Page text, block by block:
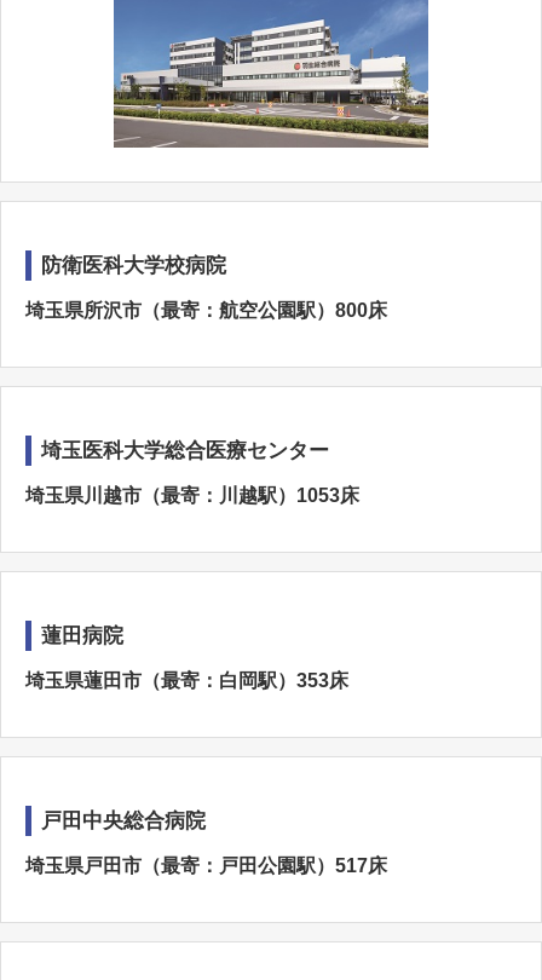
防衛医科大学校病院
埼玉県所沢市（最寄：航空公園駅）800床
埼玉医科大学総合医療センター
埼玉県川越市（最寄：川越駅）1053床
蓮田病院
埼玉県蓮田市（最寄：白岡駅）353床
戸田中央総合病院
埼玉県戸田市（最寄：戸田公園駅）517床